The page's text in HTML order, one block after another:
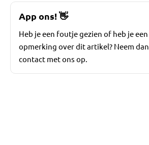
App ons!👋
Heb je een foutje gezien of heb je een
opmerking over dit artikel? Neem dan
contact met ons op.